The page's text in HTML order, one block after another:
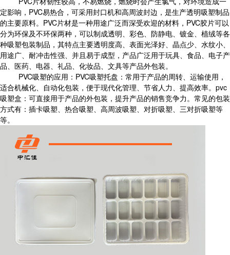
定影响，PVC易热合，可采用封口机和高周波封边，是生产透明吸塑制品
的主要原料。PVC片材是一种用途广泛而深受欢迎的材料，PVC胶片可以
分为环保及不环保两种，可以制成透明、彩色、防静电、镀金、植绒等各
种吸塑包装制品，其特点主要透明度高、表面光泽好、晶点少、水纹小、
用途广、耐冲击性强、并且易于成型，产品广泛用于玩具、食品、电子产
品、医药、电器、礼品、化妆品、文具等产品外包装。
PVC吸塑的应用：PVC吸塑托盘：常用于产品的周转、运输使用，
适合机械化、自动化包装，便于现代化管理、节省人力、提高效率。pvc
吸塑盒：可直接用于产品的外包装，提升产品的销售竞争力。常见的包装
方式有：插卡吸塑、热合吸塑、高周波吸塑、对折吸塑、三对折吸塑等
等。